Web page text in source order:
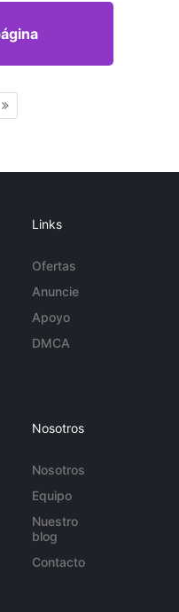
Links
Ofertas
Anuncie
Apoyo
DMCA
Nosotros
Nosotros
Equipo
Nuestro
blog
Contacto